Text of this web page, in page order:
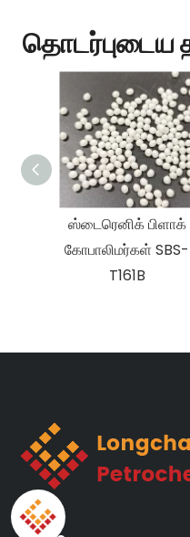
தொடர்புடைய
ஸ்டைரெனிக் பிளாக்
கோபாலிமர்கள் SBS-
T161B